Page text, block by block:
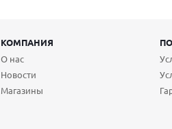
КОМПАНИЯ
О нас
Новости
Магазины